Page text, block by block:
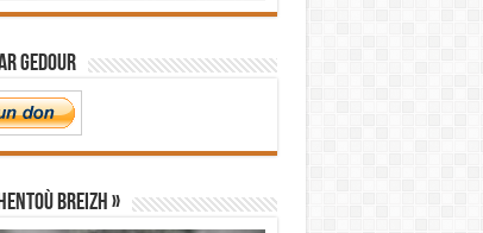
Gedour
Hentoù Breizh »